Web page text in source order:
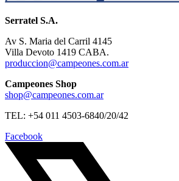
Serratel S.A.
Av S. Maria del Carril 4145
Villa Devoto 1419 CABA.
produccion@campeones.com.ar
Campeones Shop
shop@campeones.com.ar
TEL: +54 011 4503-6840/20/42
Facebook